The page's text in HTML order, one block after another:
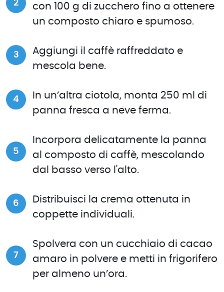
con 100 g di zucchero fino a ottenere
un composto chiaro e spumoso.
Aggiungi il caffè raffreddato e
mescola bene.
In un’altra ciotola, monta 250 ml di
panna fresca a neve ferma.
Incorpora delicatamente la panna
al composto di caffè, mescolando
dal basso verso l'alto.
Distribuisci la crema ottenuta in
coppette individuali.
Spolvera con un cucchiaio di cacao
amaro in polvere e metti in frigorifero
per almeno un’ora.